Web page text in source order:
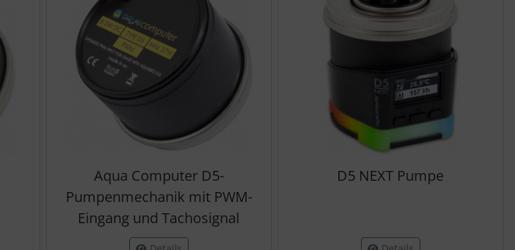
Aqua Computer D5-
Pumpenmechanik mit PWM-
Eingang und Tachosignal
D5 NEXT Pumpe